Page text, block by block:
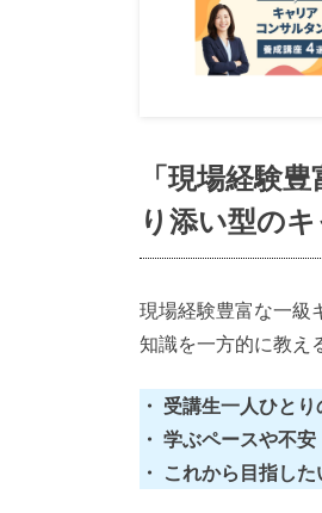
「現場経験
り添い型の
現場経験豊富な一級
知識を一方的に教え
・ 受講生一人ひと
・ 学ぶペースや不安
・ これから目指し